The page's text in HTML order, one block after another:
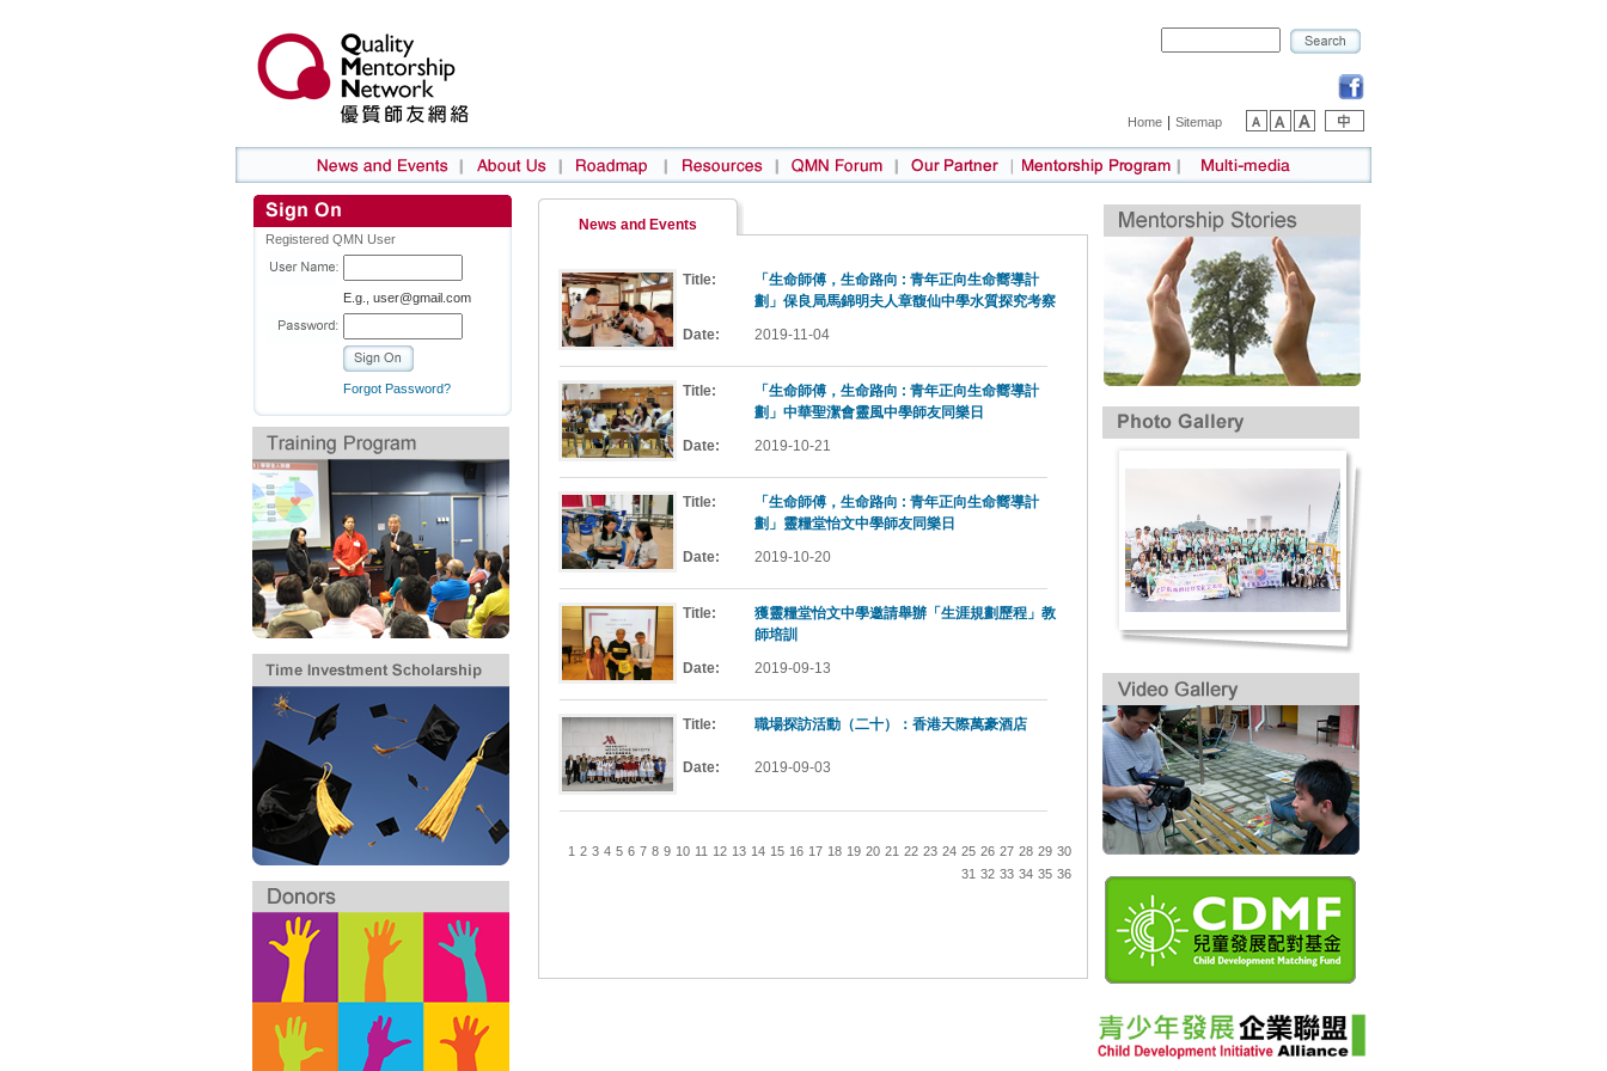
Home Sitemap
Registered QMN User
E.g., user@gmail.com
Forgot Password?
News and Events
Title:
「生命師傅，生命路向 : 青年正向生命嚮導計
劃」保良局馬錦明夫人章馥仙中學水質探究考察
Date:
2019-11-04
Title:
「生命師傅，生命路向 : 青年正向生命嚮導計
劃」中華聖潔會靈風中學師友同樂日
Date:
2019-10-21
Title:
「生命師傅，生命路向 : 青年正向生命嚮導計
劃」靈糧堂怡文中學師友同樂日
Date:
2019-10-20
Title:
獲靈糧堂怡文中學邀請舉辦「生涯規劃歷程」教
師培訓
Date:
2019-09-13
Title: 職場探訪活動（二十）：香港天際萬豪酒店
Date: 2019-09-03
1 2 3 4 5 6 7 8 9 10 11 12 13 14 15 16 17 18 19 20 21 22 23 24 25 26 27 28 29 30
31 32 33 34 35 36